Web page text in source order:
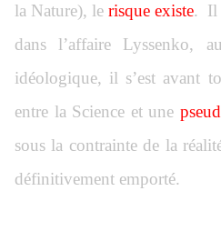
la Nature), le risque existe. Il
dans l’affaire Lyssenko,
idéologique, il s’est avant
entre la Science et une
sous la contrainte de la
définitivement emporté.